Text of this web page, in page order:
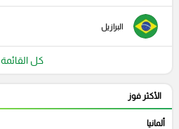
البرازيل
كل القائمة
الأكثر فوز
ألمانيا